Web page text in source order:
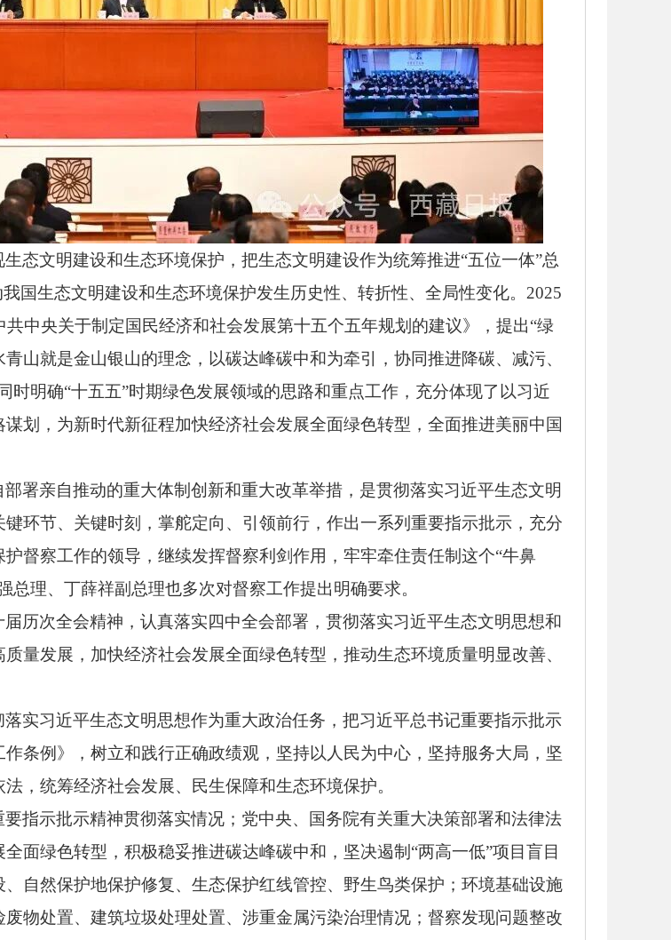
态文明建设和生态环境保护，把生态文明建设作为统筹推进“五位一体”总
国生态文明建设和生态环境保护发生历史性、转折性、全局性变化。2025
中央关于制定国民经济和社会发展第十五个五年规划的建议》，提出“绿
山就是金山银山的理念，以碳达峰碳中和为牵引，协同推进降碳、减污、
明确“十五五”时期绿色发展领域的思路和重点工作，充分体现了以习近
划，为新时代新征程加快经济社会发展全面绿色转型，全面推进美丽中国
署亲自推动的重大体制创新和重大改革举措，是贯彻落实习近平生态文明
环节、关键时刻，掌舵定向、引领前行，作出一系列重要指示批示，充分
督察工作的领导，继续发挥督察利剑作用，牢牢牵住责任制这个“牛鼻
理、丁薛祥副总理也多次对督察工作提出明确要求。
历次全会精神，认真落实四中全会部署，贯彻落实习近平生态文明思想和
量发展，加快经济社会发展全面绿色转型，推动生态环境质量明显改善、
实习近平生态文明思想作为重大政治任务，把习近平总书记重要指示批示
条例》，树立和践行正确政绩观，坚持以人民为中心，坚持服务大局，坚
，统筹经济社会发展、民生保障和生态环境保护。
指示批示精神贯彻落实情况；党中央、国务院有关重大决策部署和法律法
面绿色转型，积极稳妥推进碳达峰碳中和，坚决遏制“两高一低”项目盲目
自然保护地保护修复、生态保护红线管控、野生鸟类保护；环境基础设施
物处置、建筑垃圾处理处置、涉重金属污染治理情况；督察发现问题整改